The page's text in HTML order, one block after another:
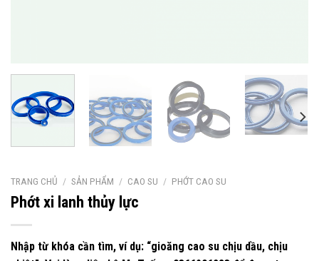
TRANG CHỦ / SẢN PHẨM / CAO SU / PHỚT CAO SU
Phớt xi lanh thủy lực
Nhập từ khóa cần tìm, ví dụ: “gioăng cao su chịu dầu, chịu